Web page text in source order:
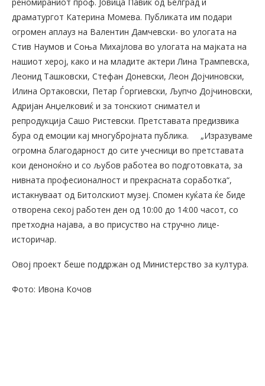
драматургот Катерина Момева. Публиката им подари
огромен аплауз на Валентин Дамчевски- во улогата на
Стив Наумов и Соња Михајлова во улогата на мајката на
нашиот херој, како и на младите актери Лина Трампевска,
Леонид Ташковски, Стефан Доневски, Леон Дојчиновски,
Илина Ортаковски, Петар Ѓоргиевски, Љупчо Дојчиновски,
Адријан Анџелковиќ и за тонскиот снимател и
репродукција Сашо Ристевски. Претставата предизвика
бура од емоции кај многубројната публика.
„Изразуваме
огромна благодарност до сите учесници во претставата
кои деноноќно и со љубов работеа во подготовката, за
нивната професионалност и прекрасната соработка“,
истакнуваат од Битолскиот музеј. Спомен куќата ќе биде
отворена секој работен ден од 10:00 до 14:00 часот, со
претходна најава, а во присуство на стручно лице-
историчар.
Овој проект беше поддржан од Министерство за култура.
Фото: Ивона Кочов